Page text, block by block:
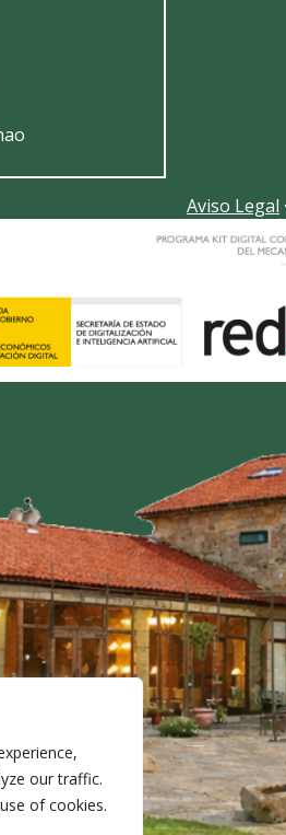
our traffic.
of cookies.
Aviso Legal ·